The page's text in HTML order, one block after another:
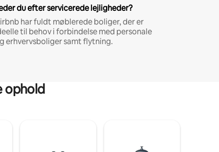
du efter servicerede lejligheder?
har fuldt møblerede boliger, der er
til behov i forbindelse med personale
erhvervsboliger samt flytning.
ophold